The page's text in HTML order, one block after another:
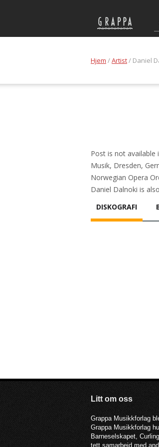
Hjem /Artist/ Daniel
Post is not
Musik, Dresden,
Norwegian Opera
Daniel Dalnoki is
DISKOGRAFI
Litt om oss
Grappa Musikkforlag
Grappa Musikkforlag
Barneselskapet,
tett samarbeid med